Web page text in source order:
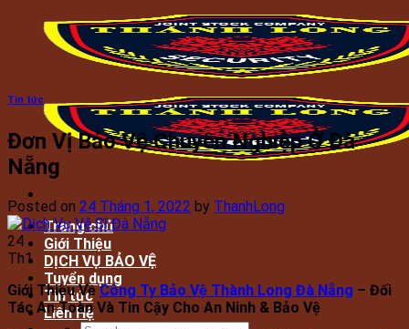
content
Trang chủ
Giới Thiệu
DỊCH VỤ BẢO VỆ
Tuyển dụng
Tin tức
Liên Hệ
Tin tức
Đơn Vị Bảo Vệ Chuyên Nghiệp Ở Đà
Nẵng
Posted on 24 Tháng 1, 2022 by ThanhLong
24
Th1
Giới Thiệu VềCông Ty Bảo Vệ Thành Long Đà Nẵng – Đối
Tác An Toàn Và Tin Cậy Cho An Ninh & Bảo Vệ